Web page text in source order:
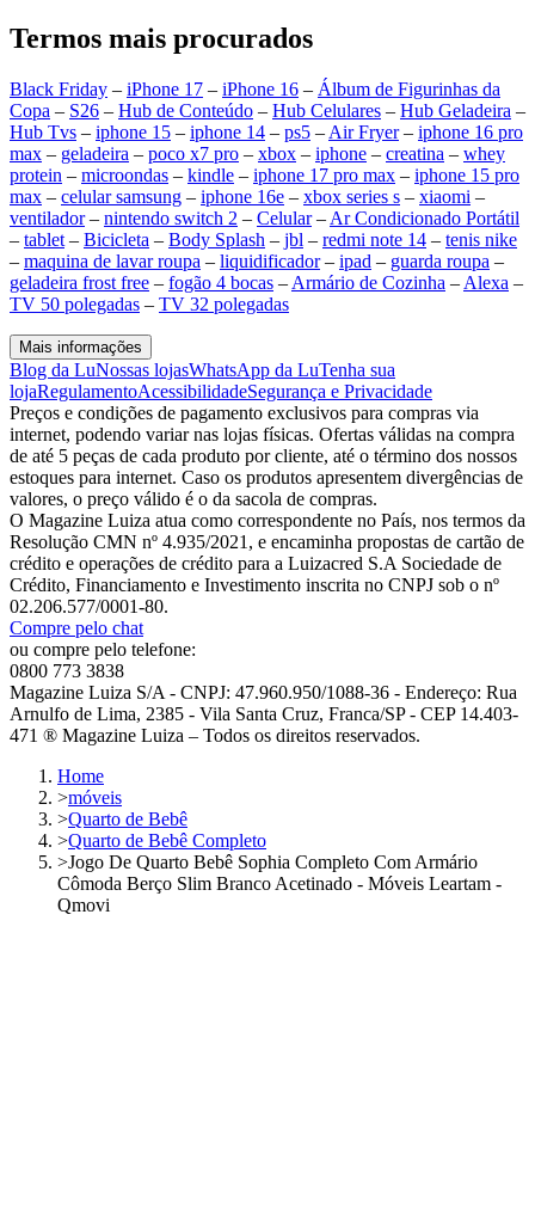
Termos mais procurados
Black Friday – iPhone 17 – iPhone 16 – Álbum de Figurinhas da
Copa – S26 – Hub de Conteúdo – Hub Celulares – Hub Geladeira –
Hub Tvs – iphone 15 – iphone 14 – ps5 – Air Fryer– iphone 16 pro
max – geladeira – poco x7 pro – xbox – iphone – creatina – whey
protein – microondas – kindle – iphone 17 pro max – iphone 15 pro
max – celular samsung – iphone 16e – xbox series s – xiaomi –
ventilador– nintendo switch 2 – Celular– Ar Condicionado Portátil
– tablet – Bicicleta – Body Splash – jbl – redmi note 14 – tenis nike
– maquina de lavar roupa – liquidificador– ipad – guarda roupa –
geladeira frost free – fogão 4 bocas – Armário de Cozinha – Alexa –
TV 50 polegadas – TV 32 polegadas
Mais informações
Blog da LuNossas lojasWhatsApp da LuTenha sua
lojaRegulamentoAcessibilidadeSegurança e Privacidade
Preços e condições de pagamento exclusivos para compras via
internet, podendo variar nas lojas físicas. Ofertas válidas na compra
de até 5 peças de cada produto por cliente, até o término dos nossos
estoques para internet. Caso os produtos apresentem divergências de
valores, o preço válido é o da sacola de compras.
O Magazine Luiza atua como correspondente no País, nos termos da
Resolução CMN nº 4.935/2021, e encaminha propostas de cartão de
crédito e operações de crédito para a Luizacred S.A Sociedade de
Crédito, Financiamento e Investimento inscrita no CNPJ sob o nº
02.206.577/0001-80.
Compre pelo chat
ou compre pelo telefone:
0800 773 3838
Magazine Luiza S/A - CNPJ: 47.960.950/1088-36 - Endereço: Rua
Arnulfo de Lima, 2385 - Vila Santa Cruz, Franca/SP - CEP 14.403-
471 ® Magazine Luiza – Todos os direitos reservados.
Home
>móveis
>Quarto de Bebê
>Quarto de Bebê Completo
>Jogo De Quarto Bebê Sophia Completo Com Armário
Cômoda Berço Slim Branco Acetinado - Móveis Leartam -
Qmovi